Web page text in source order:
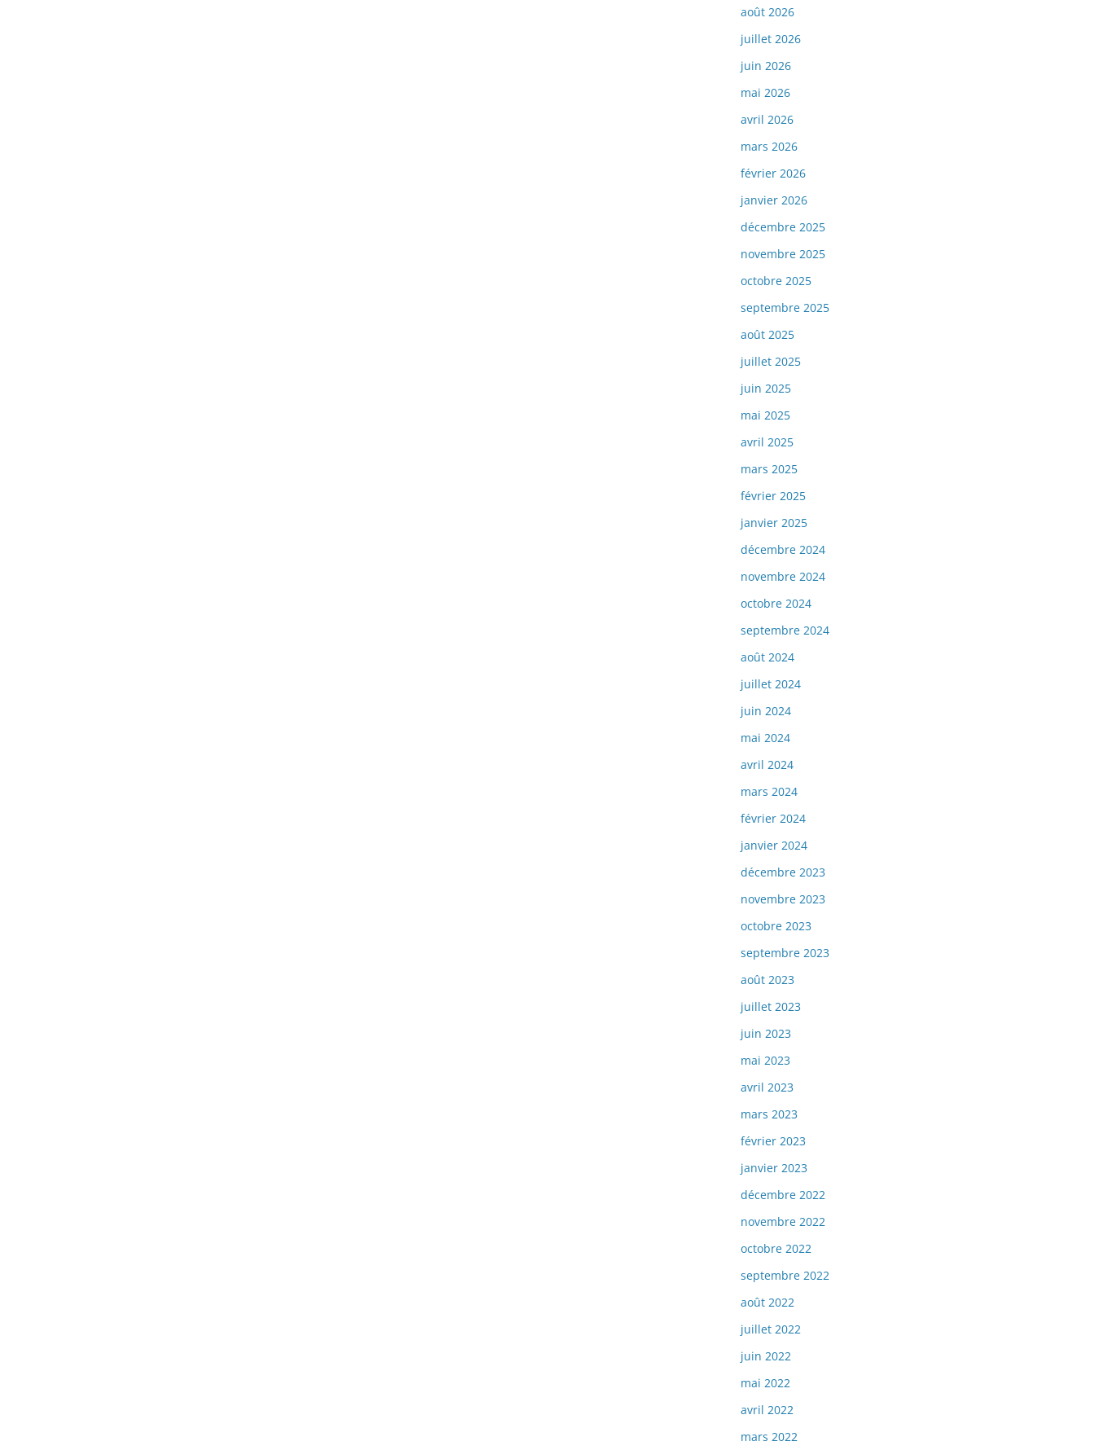
août 2026
juillet 2026
juin 2026
mai 2026
avril 2026
mars 2026
février 2026
janvier 2026
décembre 2025
novembre 2025
octobre 2025
septembre 2025
août 2025
juillet 2025
juin 2025
mai 2025
avril 2025
mars 2025
février 2025
janvier 2025
décembre 2024
novembre 2024
octobre 2024
septembre 2024
août 2024
juillet 2024
juin 2024
mai 2024
avril 2024
mars 2024
février 2024
janvier 2024
décembre 2023
novembre 2023
octobre 2023
septembre 2023
août 2023
juillet 2023
juin 2023
mai 2023
avril 2023
mars 2023
février 2023
janvier 2023
décembre 2022
novembre 2022
octobre 2022
septembre 2022
août 2022
juillet 2022
juin 2022
mai 2022
avril 2022
mars 2022